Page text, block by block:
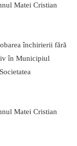
Matei Cristian
închirierii fără
în Municipiul
Matei Cristian